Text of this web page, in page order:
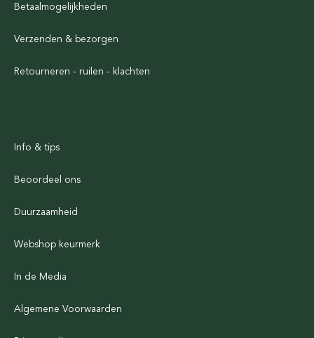
Betaalmogelijkheden
Verzenden & bezorgen
Retourneren - ruilen - klachten
Info & tips
Beoordeel ons
Duurzaamheid
Webshop keurmerk
In de Media
Algemene Voorwaarden